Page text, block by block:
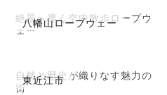
八幡山ロープウェー
絶景へ導く空中散歩ロープウ
ェー
東近江市
自然と歴史が織りなす魅力の
街